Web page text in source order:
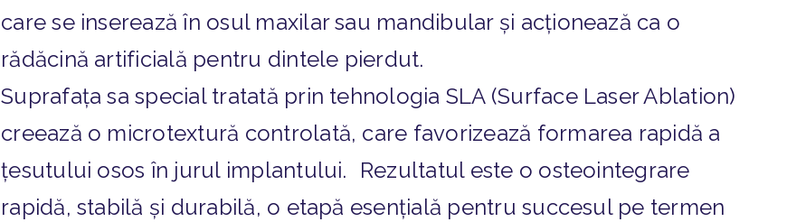
care se inserează în osul maxilar sau mandibular și acționează ca o
rădăcină artificială pentru dintele pierdut.
Suprafața sa special tratată prin tehnologia SLA (Surface Laser Ablation)
creează o microtextură controlată, care favorizează formarea rapidă a
țesutului osos în jurul implantului. Rezultatul este o osteointegrare
rapidă, stabilă și durabilă, o etapă esențială pentru succesul pe termen